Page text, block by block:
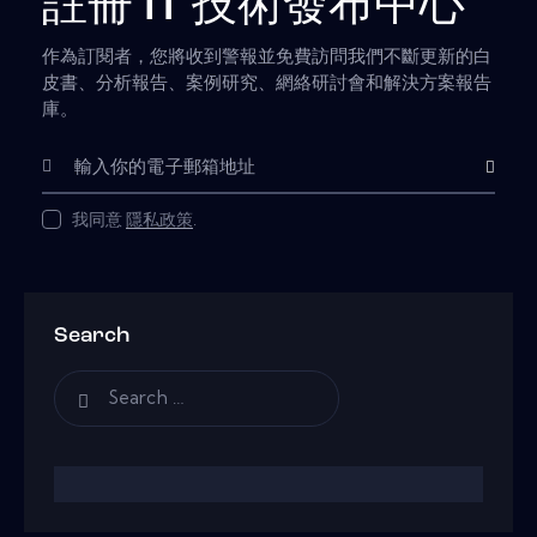
作為訂閱者，您將收到警報並免費訪問我們不斷更新的白
皮書、分析報告、案例研究、網絡研討會和解決方案報告
庫。
Subscribe
我同意隱私政策.
Search